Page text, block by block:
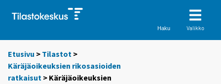
Haku Valikko
Etusivu > Tilastot >
Käräjäoikeuksien rikosasioiden
ratkaisut > Käräjäoikeuksien